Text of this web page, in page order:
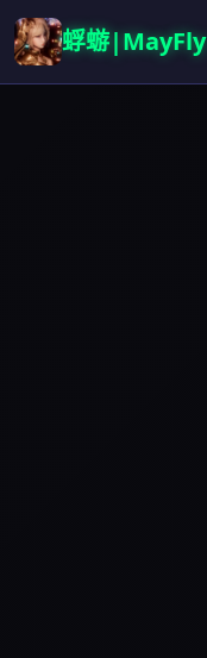
蜉蝣|MayFly